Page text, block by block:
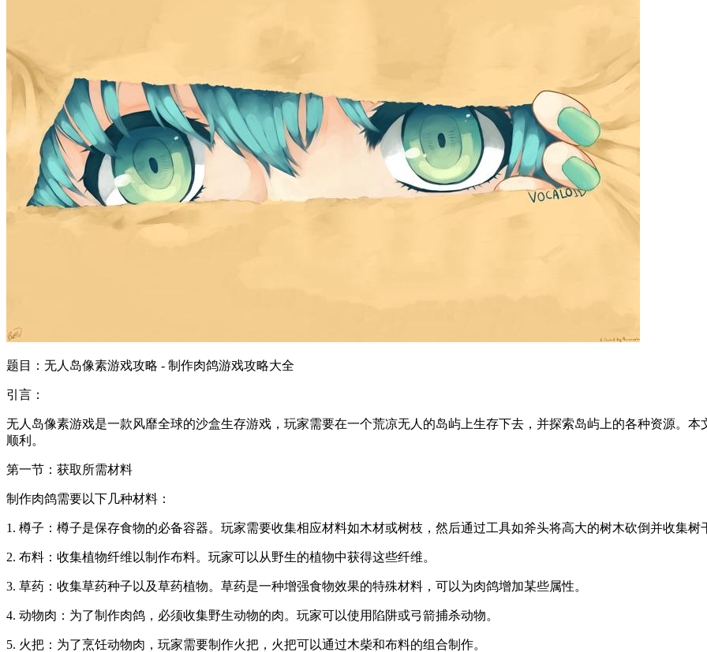
题目：无人岛像素游戏攻略 - 制作肉鸽游戏攻略大全
引言：
无人岛像素游戏是一款风靡全球的沙盒生存游戏，玩家需要在一个荒凉无人的岛屿上生存下去，并探索岛屿上的各种资源。
顺利。
第一节：获取所需材料
制作肉鸽需要以下几种材料：
1. 樽子：樽子是保存食物的必备容器。玩家需要收集相应材料如木材或树枝，然后通过工具如斧头将高大的树木砍倒并收集树
2. 布料：收集植物纤维以制作布料。玩家可以从野生的植物中获得这些纤维。
3. 草药：收集草药种子以及草药植物。草药是一种增强食物效果的特殊材料，可以为肉鸽增加某些属性。
4. 动物肉：为了制作肉鸽，必须收集野生动物的肉。玩家可以使用陷阱或弓箭捕杀动物。
5. 火把：为了烹饪动物肉，玩家需要制作火把，火把可以通过木柴和布料的组合制作。